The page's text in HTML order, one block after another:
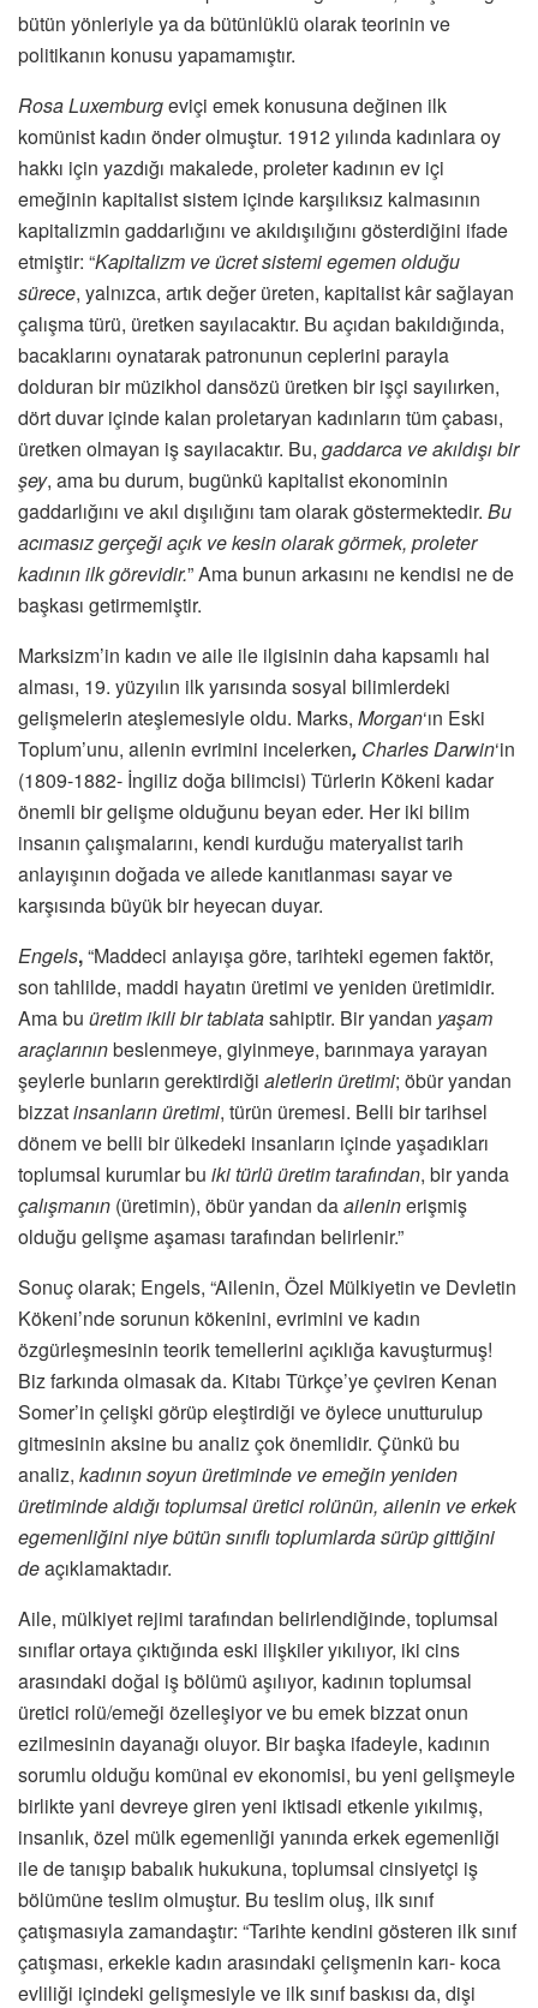
bütün yönleriyle ya da bütünlüklü olarak teorinin ve
politikanın konusu yapamamıştır.
Rosa Luxemburgeviçi emek konusuna değinen ilk
komünist kadın önder olmuştur. 1912 yılında kadınlara oy
hakkı için yazdığı makalede, proleter kadının ev içi
emeğinin kapitalist sistem içinde karşılıksız kalmasının
kapitalizmin gaddarlığını ve akıldışılığını gösterdiğini ifade
etmiştir: “Kapitalizm ve ücret sistemi egemen olduğu
sürece, yalnızca, artık değer üreten, kapitalist kâr sağlayan
çalışma türü, üretken sayılacaktır. Bu açıdan bakıldığında,
bacaklarını oynatarak patronunun ceplerini parayla
dolduran bir müzikhol dansözü üretken bir işçi sayılırken,
dört duvar içinde kalan proletaryan kadınların tüm çabası,
üretken olmayan iş sayılacaktır. Bu, gaddarca ve akıldışı bir
şey, ama bu durum, bugünkü kapitalist ekonominin
gaddarlığını ve akıl dışılığını tam olarak göstermektedir. Bu
acımasız gerçeği açık ve kesin olarak görmek, proleter
kadının ilk görevidir.” Ama bunun arkasını ne kendisi ne de
başkası getirmemiştir.
Marksizm’in kadın ve aile ile ilgisinin daha kapsamlı hal
alması, 19. yüzyılın ilk yarısında sosyal bilimlerdeki
gelişmelerin ateşlemesiyle oldu. Marks, Morgan‘ın Eski
Toplum’unu, ailenin evrimini incelerken, Charles Darwin‘in
(1809-1882- İngiliz doğa bilimcisi) Türlerin Kökeni kadar
önemli bir gelişme olduğunu beyan eder. Her iki bilim
insanın çalışmalarını, kendi kurduğu materyalist tarih
anlayışının doğada ve ailede kanıtlanması sayar ve
karşısında büyük bir heyecan duyar.
Engels,“Maddeci anlayışa göre, tarihteki egemen faktör,
son tahlilde, maddi hayatın üretimi ve yeniden üretimidir.
Ama bu üretim ikili bir tabiatasahiptir. Bir yandan yaşam
araçlarınınbeslenmeye, giyinmeye, barınmaya yarayan
şeylerle bunların gerektirdiği aletlerin üretimi; öbür yandan
bizzatinsanların üretimi, türün üremesi. Belli bir tarihsel
dönem ve belli bir ülkedeki insanların içinde yaşadıkları
toplumsal kurumlar bu iki türlü üretim tarafından, bir yanda
çalışmanın (üretimin), öbür yandan daaileninerişmiş
olduğu gelişme aşaması tarafından belirlenir.”
Sonuç olarak; Engels, “Ailenin, Özel Mülkiyetin ve Devletin
Kökeni’nde sorunun kökenini, evrimini ve kadın
özgürleşmesinin teorik temellerini açıklığa kavuşturmuş!
Biz farkında olmasak da. Kitabı Türkçe’ye çeviren Kenan
Somer’in çelişki görüp eleştirdiği ve öylece unutturulup
gitmesinin aksine bu analiz çok önemlidir. Çünkü bu
analiz, kadının soyun üretiminde ve emeğin yeniden
üretiminde aldığı toplumsal üretici rolünün, ailenin ve erkek
egemenliğini niye bütün sınıflı toplumlarda sürüp gittiğini
deaçıklamaktadır.
Aile, mülkiyet rejimi tarafından belirlendiğinde, toplumsal
sınıflar ortaya çıktığında eski ilişkiler yıkılıyor, iki cins
arasındaki doğal iş bölümü aşılıyor, kadının toplumsal
üretici rolü/emeği özelleşiyor ve bu emek bizzat onun
ezilmesinin dayanağı oluyor. Bir başka ifadeyle, kadının
sorumlu olduğu komünal ev ekonomisi, bu yeni gelişmeyle
birlikte yani devreye giren yeni iktisadi etkenle yıkılmış,
insanlık, özel mülk egemenliği yanında erkek egemenliği
ile de tanışıp babalık hukukuna, toplumsal cinsiyetçi iş
bölümüne teslim olmuştur. Bu teslim oluş, ilk sınıf
çatışmasıyla zamandaştır: “Tarihte kendini gösteren ilk sınıf
çatışması, erkekle kadın arasındaki çelişmenin karı- koca
evliliği içindeki gelişmesiyle ve ilk sınıf baskısı da, dişi